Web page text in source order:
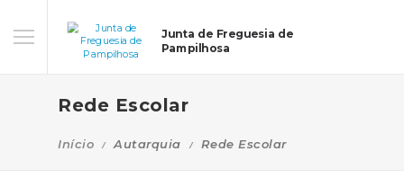
Junta de Freguesia de
Pampilhosa
Rede Escolar
Início Autarquia Rede Escolar